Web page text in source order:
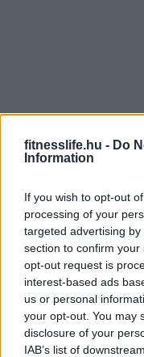
fitnesslife.hu - Do
Information
If you wish to opt-out
processing of your
targeted advertising
section to confirm
opt-out request is
interest-based ads
us or personal
your opt-out. You may
disclosure of your
IAB’s list of